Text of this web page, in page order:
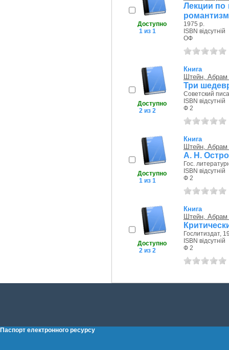
Доступно
1 из 1
Лекции по
1975 р.
ISBN відсутній
ОФ
Доступно
2 из 2
Книга
Штейн, Абрам
Три
Советский
ISBN відсутній
Ф 2
Доступно
1 из 1
Книга
Штейн, Абрам
А. Н.
Гос.
ISBN відсутній
Ф 2
Доступно
2 из 2
Книга
Штейн, Абрам
Гослитиздат,
ISBN відсутній
Ф 2
Паспорт електронного ресурсу